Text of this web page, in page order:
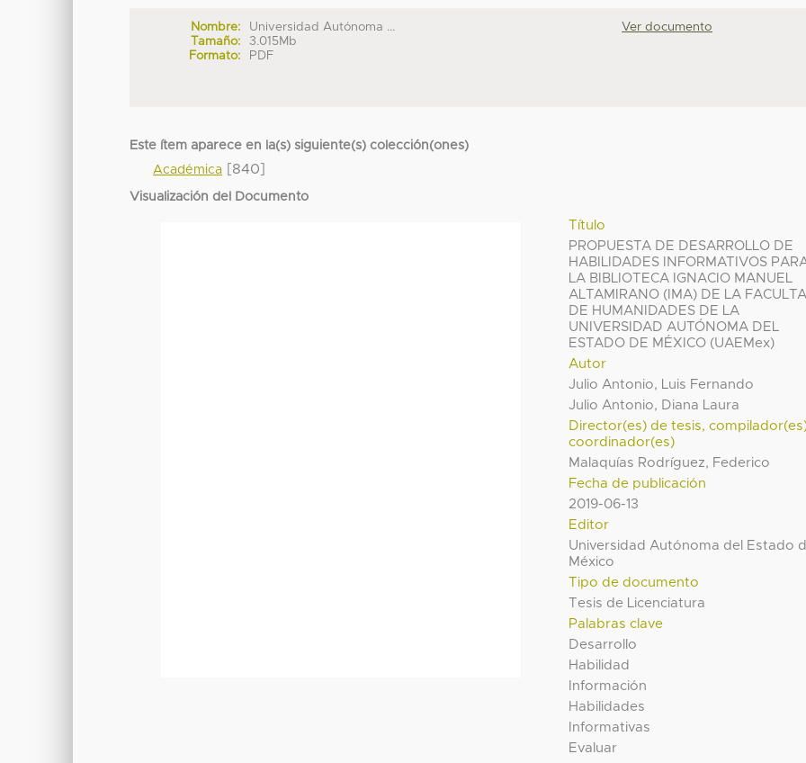
Nombre:
Universidad Autónoma ...
Tamaño:
3.015Mb
Formato:
PDF
Ver documento
Este ítem aparece en la(s) siguiente(s) colección(ones)
Académica [840]
Visualización del Documento
Título
PROPUESTA DE DESARROLLO DE
HABILIDADES INFORMATIVOS
LA BIBLIOTECA IGNACIO MANUEL
ALTAMIRANO (IMA) DE LA
DE HUMANIDADES DE LA
UNIVERSIDAD AUTÓNOMA DEL
ESTADO DE MÉXICO (UAEMex)
Autor
Julio Antonio, Luis Fernando
Julio Antonio, Diana Laura
Director(es) de tesis,
coordinador(es)
Malaquías Rodríguez, Federico
Fecha de publicación
2019-06-13
Editor
Universidad Autónoma del Estado
México
Tipo de documento
Tesis de Licenciatura
Palabras clave
Desarrollo
Habilidad
Información
Habilidades
Informativas
Evaluar